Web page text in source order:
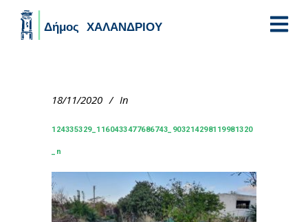
18/11/2020 In
124335329_1160433477686743_903214298119981320
_n